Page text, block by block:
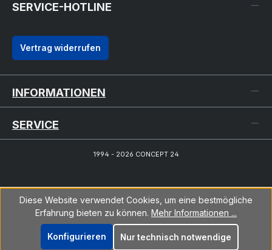
SERVICE-HOTLINE
Vertrag widerrufen
INFORMATIONEN
SERVICE
1994 - 2026 CONCEPT 24
Diese Website verwendet Cookies, um eine bestmögliche
Erfahrung bieten zu können. Mehr Informationen ...
Nur technisch notwendige
Konfigurieren